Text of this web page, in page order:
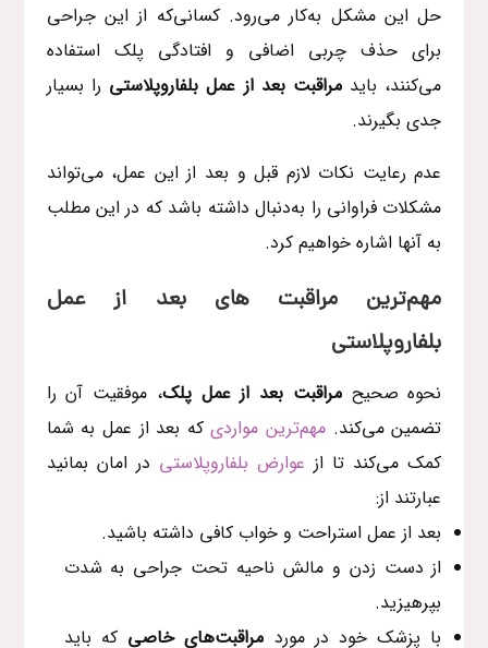
حل این مشکل به‌کار می‌رود. کسانی‌که از این جراحی
برای حذف چربی اضافی و افتادگی پلک استفاده
می‌کنند، بایدمراقبت بعد از عمل بلفاروپلاستی را بسیار
جدی بگیرند.
عدم رعایت نکات لازم قبل و بعد از این عمل، می‌تواند
مشکلات فراوانی را به‌دنبال داشته باشد که در این مطلب
به آنها اشاره خواهیم کرد.
مهم‌ترین مراقبت های بعد از عمل
بلفاروپلاستی
نحوه صحیحمراقبت بعد از عمل پلک، موفقیت آن را
تضمین می‌کند‌. مهم‌ترین مواردیکه بعد از عمل به شما
کمک می‌کند تا از عوارض بلفاروپلاستی در امان بمانید
عبارتند از:
بعد از عمل استراحت و خواب کافی داشته باشید.
از دست زدن و مالش ناحیه تحت جراحی به شدت
بپرهیزید.
با پزشک خود در مورد مراقبت‌های خاصیکه باید